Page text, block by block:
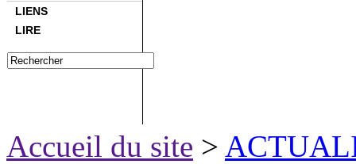
LIENS
LIRE
Accueil du site >